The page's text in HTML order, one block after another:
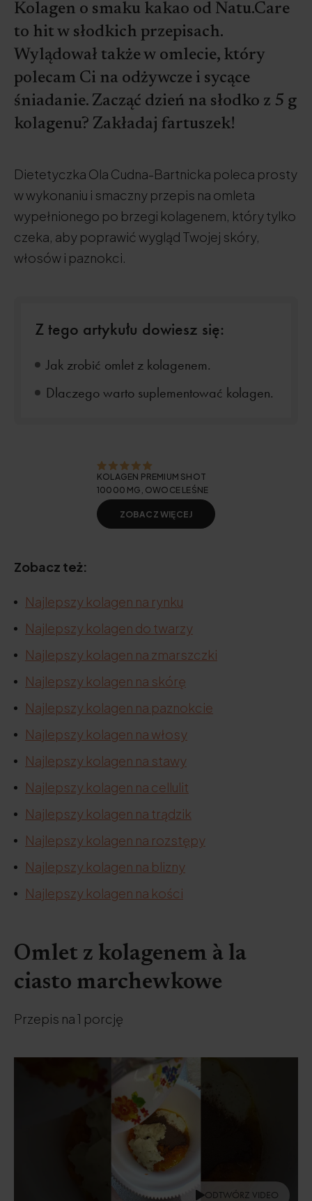
Kolagen o smaku kakao od Natu.Care
to hit w słodkich przepisach.
Wylądował także w omlecie, który
polecam Ci na odżywcze i sycące
śniadanie. Zacząć dzień na słodko z 5 g
kolagenu? Zakładaj fartuszek!
Dietetyczka Ola Cudna-Bartnicka poleca prosty
w wykonaniu i smaczny przepis na omleta
wypełnionego po brzegi kolagenem, który tylko
czeka, aby poprawić wygląd Twojej skóry,
włosów i paznokci.
Z tego artykułu dowiesz się:
Jak zrobić omlet z kolagenem.
Dlaczego warto suplementować kolagen.
KOLAGEN PREMIUM SHOT
10000 MG, OWOCE LEŚNE
ZOBACZ WIĘCEJ
Zobacz też:
Najlepszy kolagen na rynku
Najlepszy kolagen do twarzy
Najlepszy kolagen na zmarszczki
Najlepszy kolagen na skórę
Najlepszy kolagen na paznokcie
Najlepszy kolagen na włosy
Najlepszy kolagen na stawy
Najlepszy kolagen na cellulit
Najlepszy kolagen na trądzik
Najlepszy kolagen na rozstępy
Najlepszy kolagen na blizny
Najlepszy kolagen na kości
Omlet z kolagenem à la
ciasto marchewkowe
Przepis na 1 porcję
ODTWÓRZ VIDEO